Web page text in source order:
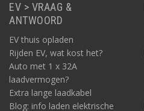
EV > VRAAG &
ANTWOORD
EV thuis opladen
Rijden EV, wat kost het?
Auto met 1 x 32A
laadvermogen?
Extra lange laadkabel
Blog: info laden elektrische